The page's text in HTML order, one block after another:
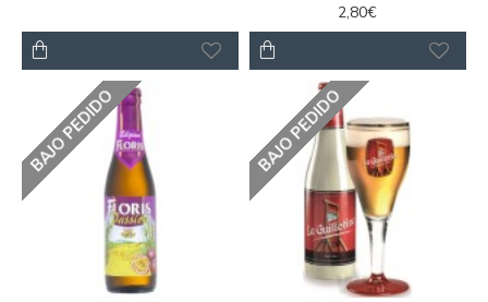
2,80€
BAJO PEDIDO BAJO PEDIDO